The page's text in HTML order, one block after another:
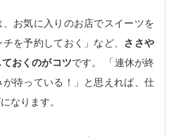
、お気に入りのお店でスイーツを
を予約しておく」など、 ささや
おくのがコツです。 「連休が終
待っている！」と思えれば、仕
なります。